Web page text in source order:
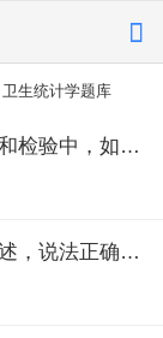

卫生统计学题库
[单选,A1型题] 等级资料两样本比较的秩和检验中，如相同秩次过多，应计算校正μ值，校正结果使（）
[单选,A1型题] 关于正偏峰分布资料的描述，说法正确的是（）